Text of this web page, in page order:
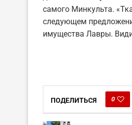
самого Минкульта.
следующем
имущества Лавры.
ПОДЕЛИТЬСЯ 0